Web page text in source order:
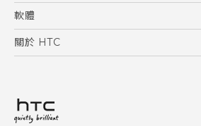
訂單管理
付款方式
到府收送維修服務
服務中心資訊
客戶服務佈告欄
軟體
應用程式
HTC Sync Manager
關於 HTC
投資人